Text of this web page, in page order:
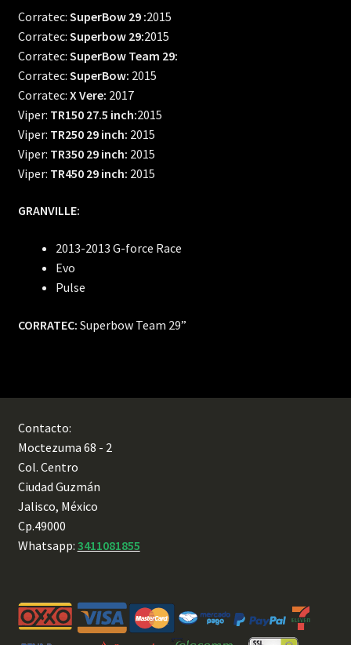
Corratec: SuperBow 29 :2015
Corratec: Superbow 29:2015
Corratec: SuperBow Team 29:
Corratec: SuperBow: 2015
Corratec: X Vere: 2017
Viper: TR150 27.5 inch:2015
Viper: TR250 29 inch: 2015
Viper: TR350 29 inch: 2015
Viper: TR450 29 inch: 2015
GRANVILLE:
2013-2013 G-force Race
Evo
Pulse
CORRATEC: Superbow Team 29”
Contacto:
Moctezuma 68 - 2
Col. Centro
Ciudad Guzmán
Jalisco, México
Cp.49000
Whatsapp: 3411081855